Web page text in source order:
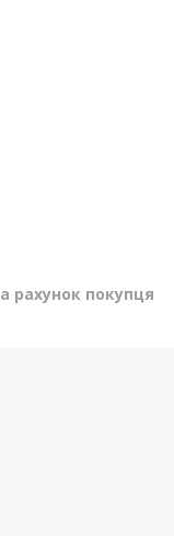
рахунок покупця